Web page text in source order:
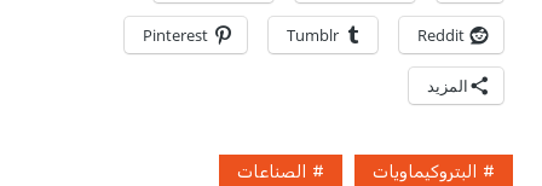
Reddit
Tumblr
Pinterest
المزيد
البتروكيماويات الصناعات